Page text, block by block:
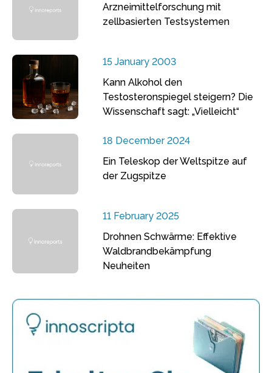
Arzneimittelforschung mit
zellbasierten Testsystemen
15 January 2003
Kann Alkohol den
Testosteronspiegel steigern? Die
Wissenschaft sagt: „Vielleicht“
18 December 2024
Ein Teleskop der Weltspitze auf
der Zugspitze
11 February 2025
Drohnen Schwärme: Effektive
Waldbrandbekämpfung
Neuheiten